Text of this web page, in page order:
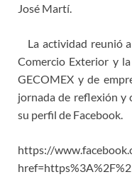
José Martí.
La actividad reunió
Comercio Exterior y
GECOMEX y de
jornada de reflexión y
su perfil de Facebook.
https://